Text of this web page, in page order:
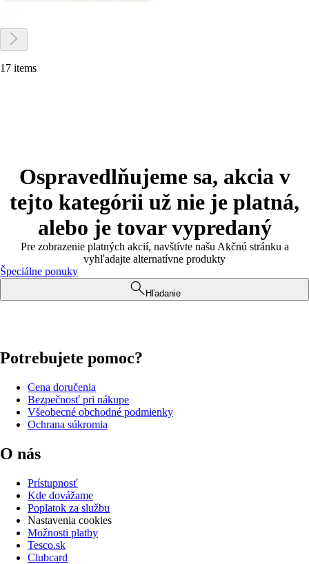
17 items
Ospravedlňujeme sa, akcia v
tejto kategórii už nie je platná,
alebo je tovar vypredaný
Pre zobrazenie platných akcií, navštívte našu Akčnú stránku a
vyhľadajte alternatívne produkty
Špeciálne ponuky
Hľadanie
Potrebujete pomoc?
Cena doručenia
Bezpečnosť pri nákupe
Všeobecné obchodné podmienky
Ochrana súkromia
O nás
Prístupnosť
Kde dovážame
Poplatok za službu
Nastavenia cookies
Možnosti platby
Tesco.sk
Clubcard